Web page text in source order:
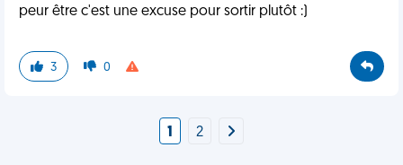
peur être c'est une excuse pour sortir plutôt :)
3 0
1 2